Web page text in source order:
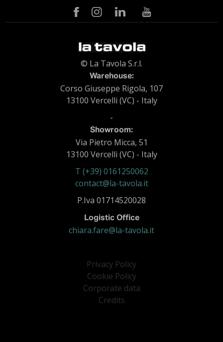
© La Tavola S.r.l.
Warehouse:
Corso Giuseppe Rigola, 107
13100 Vercelli (VC) - Italy
-
Showroom:
Via Pietro Micca, 51
13100 Vercelli (VC) - Italy
T (+39) 0161250062
contact@la-tavola.it
P.Iva 01714520028
Logistic Office
chiara.fare@la-tavola.it
Privacy Policy
Cookie Policy
Corporate data
Credits